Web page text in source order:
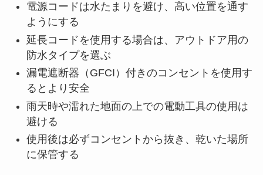
電源コードは水たまりを避け、高い位置を通す
ようにする
延長コードを使用する場合は、アウトドア用の
防水タイプを選ぶ
漏電遮断器（GFCI）付きのコンセントを使用す
るとより安全
雨天時や濡れた地面の上での電動工具の使用は
避ける
使用後は必ずコンセントから抜き、乾いた場所
に保管する